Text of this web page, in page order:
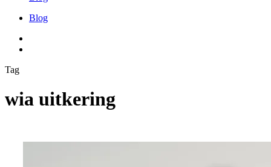
Blog
Tag
wia uitkering